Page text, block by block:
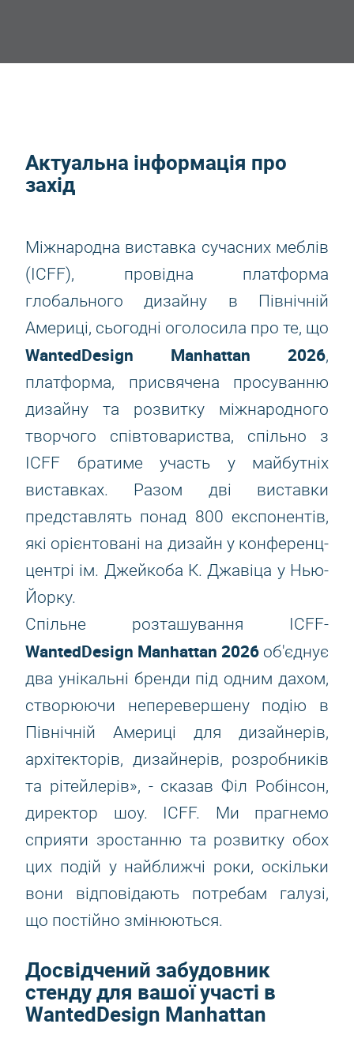
Актуальна інформація про
захід
Міжнародна виставка сучасних меблів
(ICFF), провідна платформа
глобального дизайну в Північній
Америці, сьогодні оголосила про те, що
WantedDesign Manhattan 2026,
платформа, присвячена просуванню
дизайну та розвитку міжнародного
творчого співтовариства, спільно з
ICFF братиме участь у майбутніх
виставках. Разом дві виставки
представлять понад 800 експонентів,
які орієнтовані на дизайн у конференц-
центрі ім. Джейкоба К. Джавіца у Нью-
Йорку.
Спільне розташування ICFF-
WantedDesign Manhattan 2026 об'єднує
два унікальні бренди під одним дахом,
створюючи неперевершену подію в
Північній Америці для дизайнерів,
архітекторів, дизайнерів, розробників
та рітейлерів», - сказав Філ Робінсон,
директор шоу. ICFF. Ми прагнемо
сприяти зростанню та розвитку обох
цих подій у найближчі роки, оскільки
вони відповідають потребам галузі,
що постійно змінюються.
Досвідчений забудовник
стенду для вашої участі в
WantedDesign Manhattan